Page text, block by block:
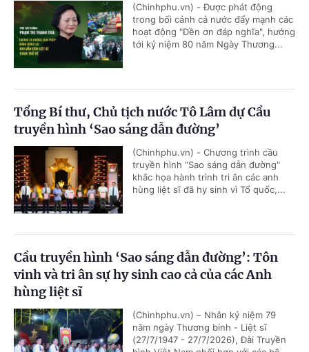
(Chinhphu.vn) - Được phát động
trong bối cảnh cả nước đẩy mạnh các
hoạt động "Đền ơn đáp nghĩa", hướng
tới kỷ niệm 80 năm Ngày Thương...
Tổng Bí thư, Chủ tịch nước Tô Lâm dự Cầu
truyền hình ‘Sao sáng dẫn đường’
(Chinhphu.vn) - Chương trình cầu
truyền hình "Sao sáng dẫn đường"
khắc họa hành trình tri ân các anh
hùng liệt sĩ đã hy sinh vì Tổ quốc,...
Cầu truyền hình ‘Sao sáng dẫn đường’: Tôn
vinh và tri ân sự hy sinh cao cả của các Anh
hùng liệt sĩ
(Chinhphu.vn) – Nhân kỷ niệm 79
năm ngày Thương binh - Liệt sĩ
(27/7/1947 - 27/7/2026), Đài Truyền